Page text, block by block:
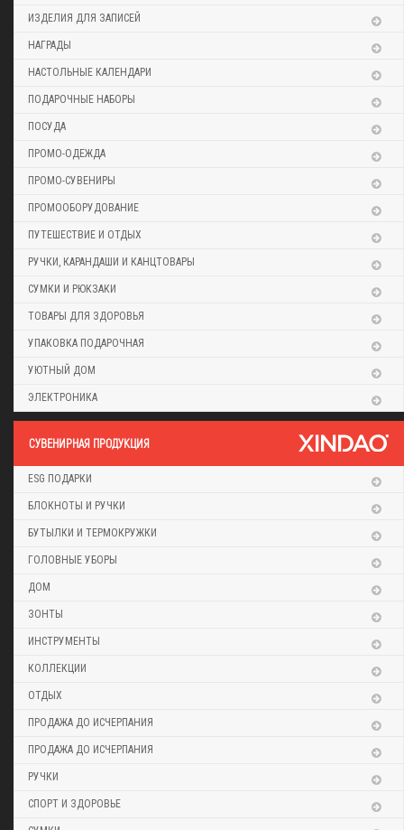
ИЗДЕЛИЯ ДЛЯ ЗАПИСЕЙ
НАГРАДЫ
НАСТОЛЬНЫЕ КАЛЕНДАРИ
ПОДАРОЧНЫЕ НАБОРЫ
ПОСУДА
ПРОМО-ОДЕЖДА
ПРОМО-СУВЕНИРЫ
ПРОМООБОРУДОВАНИЕ
ПУТЕШЕСТВИЕ И ОТДЫХ
РУЧКИ, КАРАНДАШИ И КАНЦТОВАРЫ
СУМКИ И РЮКЗАКИ
ТОВАРЫ ДЛЯ ЗДОРОВЬЯ
УПАКОВКА ПОДАРОЧНАЯ
УЮТНЫЙ ДОМ
ЭЛЕКТРОНИКА
CУВЕНИРНАЯ ПРОДУКЦИЯ
ESG ПОДАРКИ
БЛОКНОТЫ И РУЧКИ
БУТЫЛКИ И ТЕРМОКРУЖКИ
ГОЛОВНЫЕ УБОРЫ
ДОМ
ЗОНТЫ
ИНСТРУМЕНТЫ
КОЛЛЕКЦИИ
ОТДЫХ
ПРОДАЖА ДО ИСЧЕРПАНИЯ
ПРОДАЖА ДО ИСЧЕРПАНИЯ
РУЧКИ
СПОРТ И ЗДОРОВЬЕ